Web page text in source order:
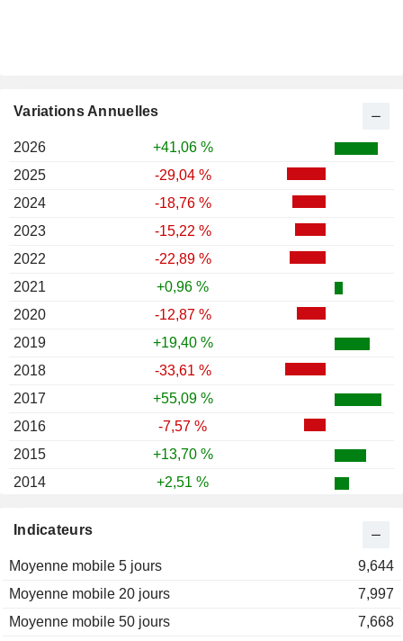
Indicateurs
Moyenne mobile 5 jours
9,644
Moyenne mobile 20 jours
7,997
Moyenne mobile 50 jours
7,668
Variations Annuelles
2026
+41,06 %
2025
-29,04 %
2024
-18,76 %
2023
-15,22 %
2022
-22,89 %
2021
+0,96 %
2020
-12,87 %
2019
+19,40 %
2018
-33,61 %
2017
+55,09 %
2016
-7,57 %
2015
+13,70 %
2014
+2,51 %
2012
2011
-51,06 %
2010
+54,99 %
2009
+71,39 %